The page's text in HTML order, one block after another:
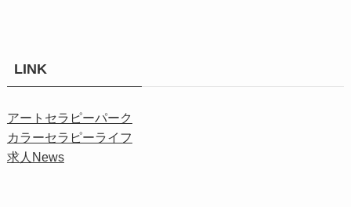
LINK
アートセラピーパーク
カラーセラピーライフ
求人News